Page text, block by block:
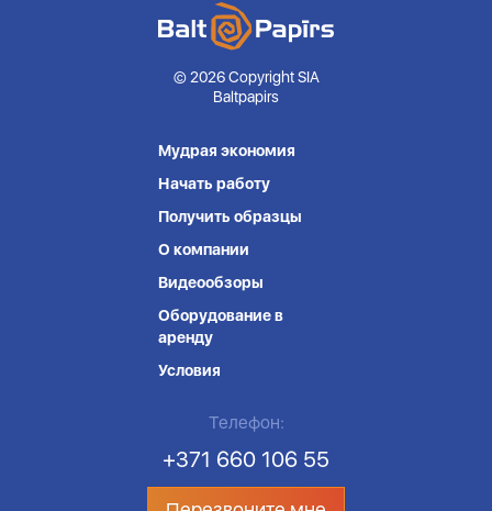
© 2026 Copyright SIA
Baltpapirs
Мудрая экономия
Начать работу
Получить образцы
О компании
Видеообзоры
Оборудование в
аренду
Условия
Телефон:
+371 660 106 55